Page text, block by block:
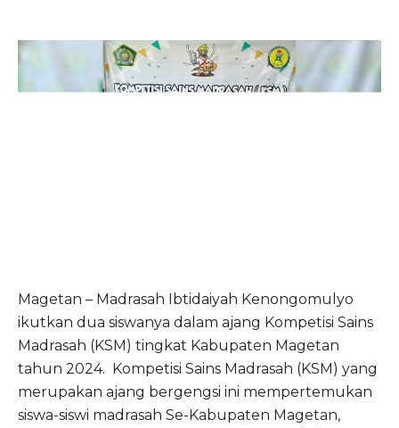
Magetan – Madrasah Ibtidaiyah Kenongomulyo
ikutkan dua siswanya dalam ajang Kompetisi Sains
Madrasah (KSM) tingkat Kabupaten Magetan
tahun 2024. Kompetisi Sains Madrasah (KSM) yang
merupakan ajang bergengsi ini mempertemukan
siswa-siswi madrasah Se-Kabupaten Magetan,